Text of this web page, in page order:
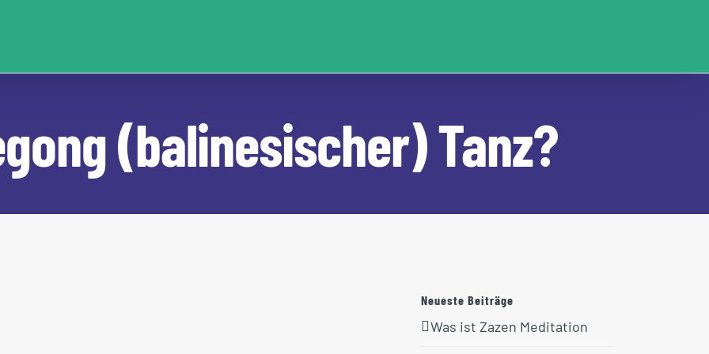
(balinesischer) Tanz?
Neueste Beiträge
Was ist Zazen Meditation